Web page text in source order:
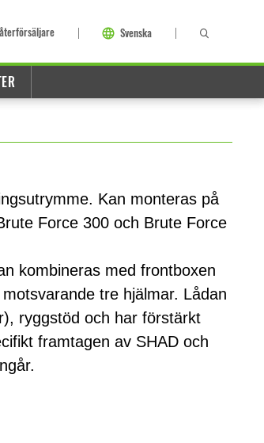
Svenska
Kan monteras på
Force 300 och Brute Force
kombineras med frontboxen
tre hjälmar. Lådan
ryggstöd och har förstärkt
framtagen av SHAD och